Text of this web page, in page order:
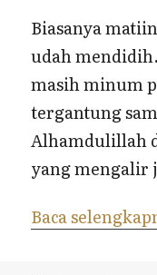
Biasanya
udah
masih minum
tergantung
Alhamdulillah
yang mengalir
Baca